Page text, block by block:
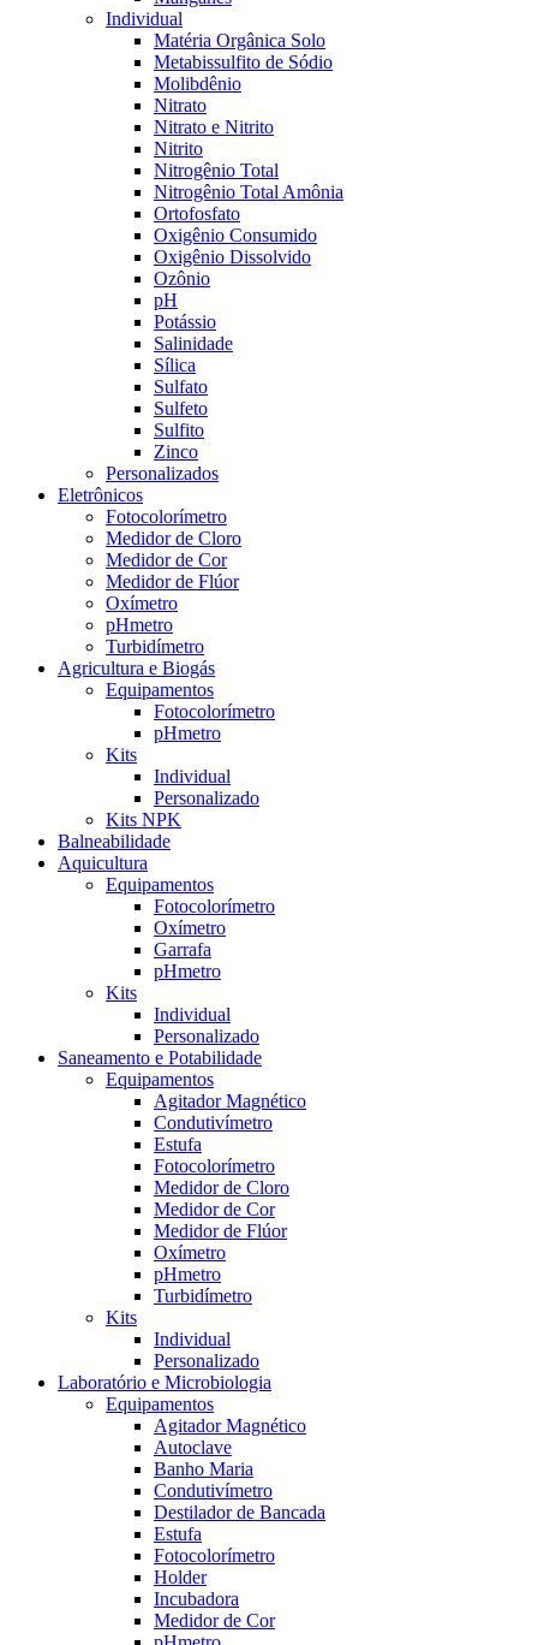
Individual
Matéria Orgânica Solo
Metabissulfito de Sódio
Molibdênio
Nitrato
Nitrato e Nitrito
Nitrito
Nitrogênio Total
Nitrogênio Total Amônia
Ortofosfato
Oxigênio Consumido
Oxigênio Dissolvido
Ozônio
pH
Potássio
Salinidade
Sílica
Sulfato
Sulfeto
Sulfito
Zinco
Personalizados
Eletrônicos
Fotocolorímetro
Medidor de Cloro
Medidor de Cor
Medidor de Flúor
Oxímetro
pHmetro
Turbidímetro
Agricultura e Biogás
Equipamentos
Fotocolorímetro
pHmetro
Kits
Individual
Personalizado
Kits NPK
Balneabilidade
Aquicultura
Equipamentos
Fotocolorímetro
Oxímetro
Garrafa
pHmetro
Kits
Individual
Personalizado
Saneamento e Potabilidade
Equipamentos
Agitador Magnético
Condutivímetro
Estufa
Fotocolorímetro
Medidor de Cloro
Medidor de Cor
Medidor de Flúor
Oxímetro
pHmetro
Turbidímetro
Kits
Individual
Personalizado
Laboratório e Microbiologia
Equipamentos
Agitador Magnético
Autoclave
Banho Maria
Condutivímetro
Destilador de Bancada
Estufa
Fotocolorímetro
Holder
Incubadora
Medidor de Cor